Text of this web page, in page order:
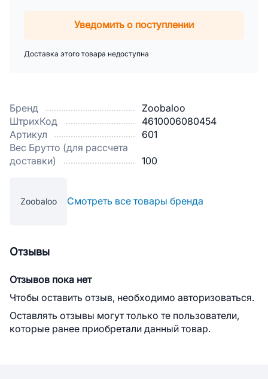
Бренд
Zoobaloo
ШтрихКод
4610006080454
Артикул
601
Вес Брутто (для рассчета
доставки)
100
Zoobaloo Смотреть все товары бренда
Уведомить о поступлении
Доставка этого товара недоступна
Отзывы
Отзывов пока нет
Чтобы оставить отзыв, необходимо авторизоваться.
Оставлять отзывы могут только те пользователи,
которые ранее приобретали данный товар.